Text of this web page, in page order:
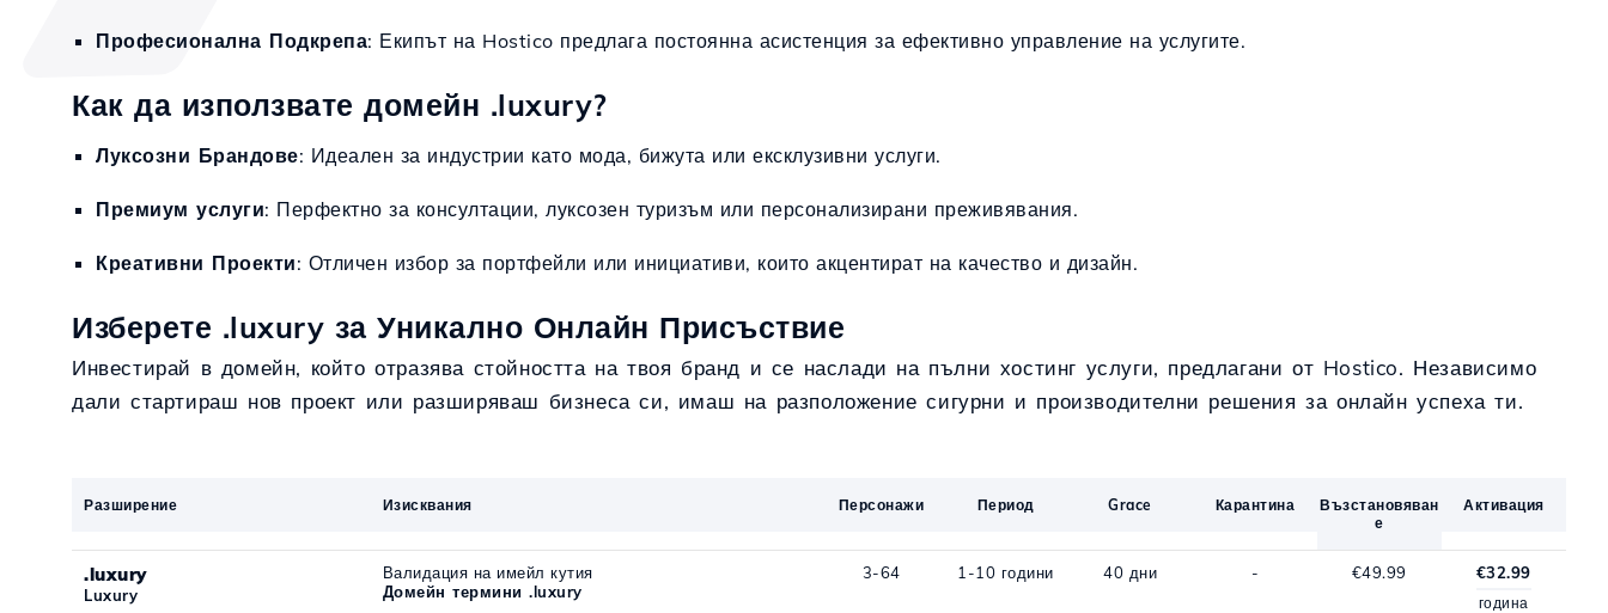
Професионална Подкрепа: Екипът на Hostico предлага постоянна асистенция за ефективно управление на услугите.
Как да използвате домейн .luxury?
Луксозни Брандове: Идеален за индустрии като мода, бижута или ексклузивни услуги.
Премиум услуги: Перфектно за консултации, луксозен туризъм или персонализирани преживявания.
Креативни Проекти: Отличен избор за портфейли или инициативи, които акцентират на качество и дизайн.
Изберете .luxury за Уникално Онлайн Присъствие
Инвестирай в домейн, който отразява стойността на твоя бранд и се наслади на пълни хостинг услуги, предлагани от Hostico. Независимо
дали стартираш нов проект или разширяваш бизнеса си, имаш на разположение сигурни и производителни решения за онлайн успеха ти.
Разширение Изисквания Персонажи Период Grace Карантина
Възстановяван
е
Активация
.luxury
Luxury
Валидация на имейл кутия
Домейн термини .luxury
3-64 1-10 години 40 дни - €49.99 €32.99
година